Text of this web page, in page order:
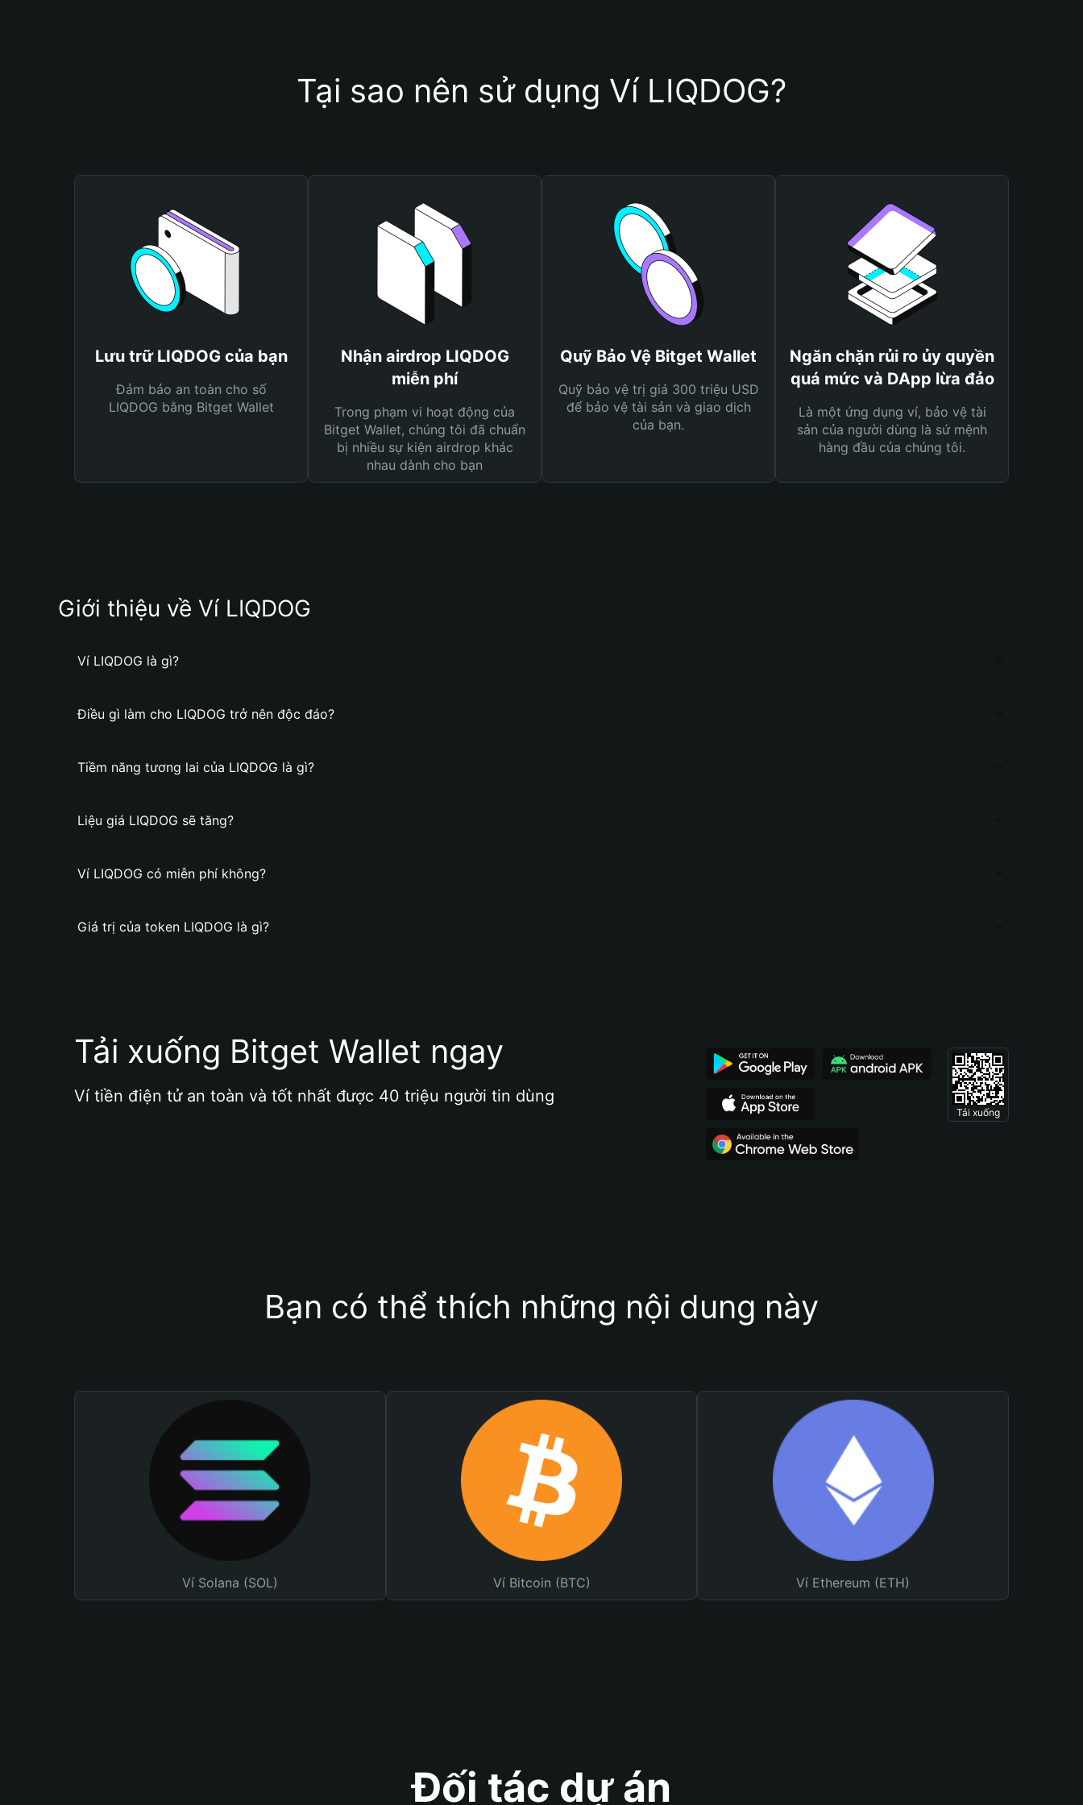
Tại sao nên sử dụng Ví LIQDOG?
Lưu trữ LIQDOG của bạn
Đảm bảo an toàn cho số
LIQDOG bằng Bitget Wallet
Nhận airdrop LIQDOG
miễn phí
Trong phạm vi hoạt động của
Bitget Wallet, chúng tôi đã chuẩn
bị nhiều sự kiện airdrop khác
nhau dành cho bạn
Quỹ Bảo Vệ Bitget Wallet
Quỹ bảo vệ trị giá 300 triệu USD
để bảo vệ tài sản và giao dịch
của bạn.
Ngăn chặn rủi ro ủy quyền
quá mức và DApp lừa đảo
Là một ứng dụng ví, bảo vệ tài
sản của người dùng là sứ mệnh
hàng đầu của chúng tôi.
Giới thiệu về Ví LIQDOG
Ví LIQDOG là gì?
Điều gì làm cho LIQDOG trở nên độc đáo?
Tiềm năng tương lai của LIQDOG là gì?
Liệu giá LIQDOG sẽ tăng?
Ví LIQDOG có miễn phí không?
Giá trị của token LIQDOG là gì?
Tải xuống Bitget Wallet ngay
Ví tiền điện tử an toàn và tốt nhất được 40 triệu người tin dùng
Tải xuống
Bạn có thể thích những nội dung này
Ví Solana (SOL) Ví Bitcoin (BTC) Ví Ethereum (ETH)
Đối tác dự án